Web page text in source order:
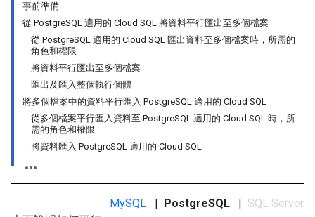
事前準備
從 PostgreSQL 適用的 Cloud SQL 將資料平行匯出至多個檔案
從 PostgreSQL 適用的 Cloud SQL 匯出資料至多個檔案時，所需的
角色和權限
將資料平行匯出至多個檔案
匯出及匯入整個執行個體
將多個檔案中的資料平行匯入 PostgreSQL 適用的 Cloud SQL
從多個檔案平行匯入資料至 PostgreSQL 適用的 Cloud SQL 時，所
需的角色和權限
將資料匯入 PostgreSQL 適用的 Cloud SQL
MySQL | PostgreSQL | SQL Server